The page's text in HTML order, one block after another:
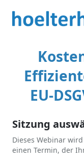
EU-
Sitzung
Dieses Webinar
einen Termin, der